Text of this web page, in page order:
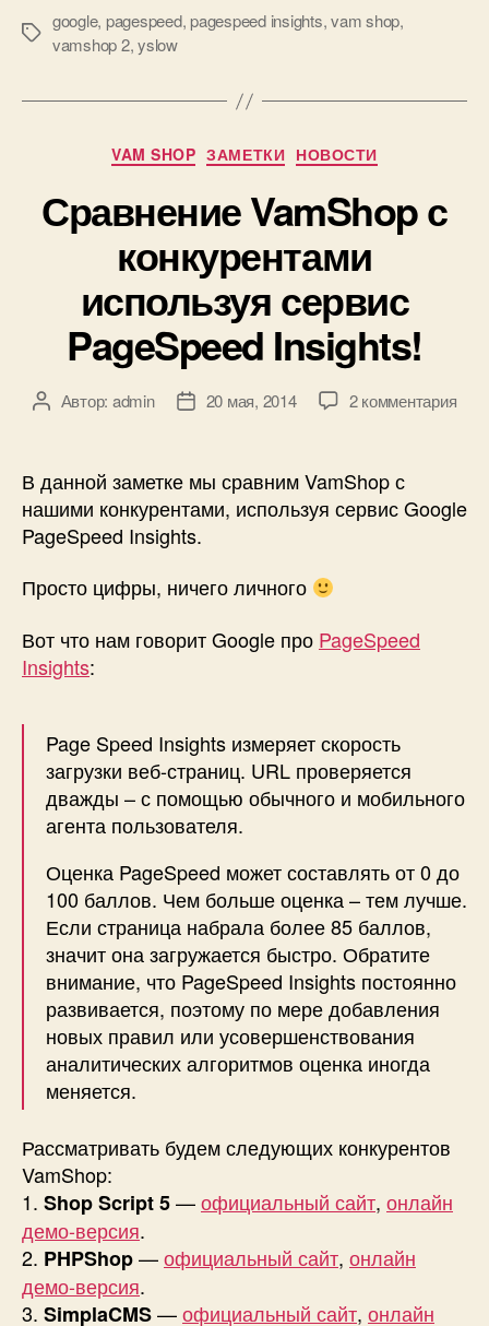
Метки
google, pagespeed,pagespeed insights,vam shop,
vamshop 2,yslow
Рубрики
VAM SHOP ЗАМЕТКИ НОВОСТИ
Сравнение VamShop с
конкурентами
используя сервис
PageSpeed Insights!
АвторАвтор: admin
Дата20 мая, 2014 2 комментарияк
В данной заметке мы сравним VamShop с
нашими конкурентами, используя сервис Google
PageSpeed Insights.
Просто цифры, ничего личного
Вот что нам говорит Google про PageSpeed
Insights:
Page Speed Insights измеряет скорость
загрузки веб-страниц. URL проверяется
дважды – с помощью обычного и мобильного
агента пользователя.
Оценка PageSpeed может составлять от 0 до
100 баллов. Чем больше оценка – тем лучше.
Если страница набрала более 85 баллов,
значит она загружается быстро. Обратите
внимание, что PageSpeed Insights постоянно
развивается, поэтому по мере добавления
новых правил или усовершенствования
аналитических алгоритмов оценка иногда
меняется.
Рассматривать будем следующих конкурентов
VamShop:
1. Shop Script 5—официальный сайт, онлайн
демо-версия.
2. PHPShop—официальный сайт, онлайн
демо-версия.
3. SimplaCMS—официальный сайт, онлайн